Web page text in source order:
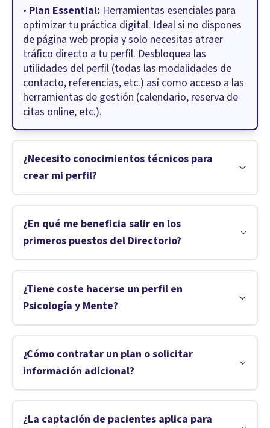
• Plan Essential: Herramientas esenciales para
optimizar tu práctica digital. Ideal si no dispones
de página web propia y solo necesitas atraer
tráfico directo a tu perfil. Desbloquea las
utilidades del perfil (todas las modalidades de
contacto, referencias, etc.) así como acceso a las
herramientas de gestión (calendario, reserva de
citas online, etc.).
¿Necesito conocimientos técnicos para
crear mi perfil?
¿En qué me beneficia salir en los
primeros puestos del Directorio?
¿Tiene coste hacerse un perfil en
Psicología y Mente?
¿Cómo contratar un plan o solicitar
información adicional?
¿La captación de pacientes aplica para